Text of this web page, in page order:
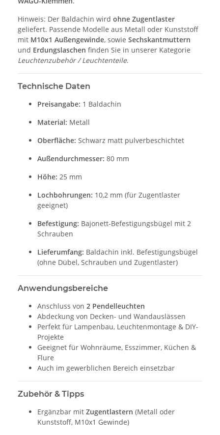
Hinweis: Der Baldachin wird ohne Zugentlaster
geliefert. Passende Modelle aus Metall oder Kunststoff
mit M10x1 Außengewinde, sowie Sechskantmuttern
und Erdungslaschen finden Sie in unserer Kategorie
Leuchtenzubehör / Leuchtenteile.
Technische Daten
Preisangabe: 1 Baldachin
Material: Metall
Oberfläche: Schwarz matt pulverbeschichtet
Außendurchmesser: 80 mm
Höhe: 25 mm
Lochbohrungen: 10,2 mm (für Zugentlaster
geeignet)
Befestigung: Bajonett-Befestigungsbügel mit 2
Schrauben
Lieferumfang: Baldachin inkl. Befestigungsbügel
(ohne Dübel, Schrauben und Zugentlaster)
Anwendungsbereiche
Anschluss von 2 Pendelleuchten
Abdeckung von Decken- und Wandauslässen
Perfekt für Lampenbau, Leuchtenmontage & DIY-
Projekte
Geeignet für Wohnräume, Esszimmer, Küchen &
Flure
Auch im gewerblichen Bereich einsetzbar
Zubehör & Tipps
Ergänzbar mit Zugentlastern (Metall oder
Kunststoff, M10x1 Gewinde)